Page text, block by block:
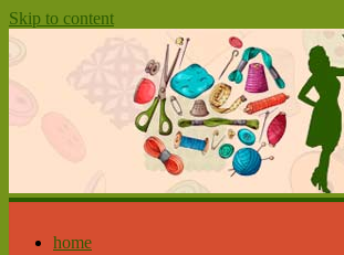
Skip to content
home